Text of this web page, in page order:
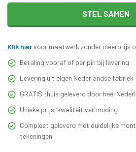
STEL SAMEN
Klik hiervoor maatwerk zonder meerprijs
Betaling vooraf of per pin bij levering
Levering uit eigen Nederlandse fabriek
GRATIS thuis geleverd door heel
Unieke prijs-kwaliteit verhouding
Compleet geleverd met duidelijke
tekeningen